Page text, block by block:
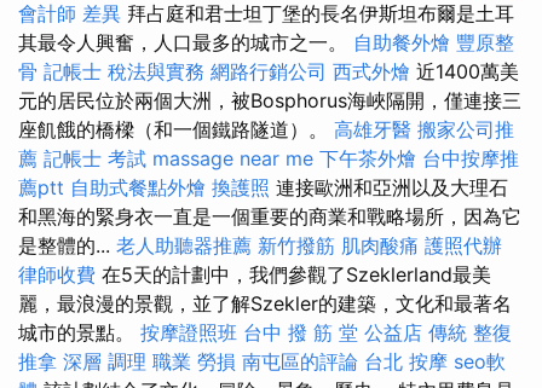
會計師 差異 拜占庭和君士坦丁堡的長名伊斯坦布爾是土耳
其最令人興奮，人口最多的城市之一。 自助餐外燴 豐原整
骨 記帳士 稅法與實務 網路行銷公司 西式外燴 近1400萬美
元的居民位於兩個大洲，被Bosphorus海峽隔開，僅連接三
座飢餓的橋樑（和一個鐵路隧道）。 高雄牙醫 搬家公司推
薦 記帳士 考試 massage near me 下午茶外燴 台中按摩推
薦ptt 自助式餐點外燴 換護照 連接歐洲和亞洲以及大理石
和黑海的緊身衣一直是一個重要的商業和戰略場所，因為它
是整體的... 老人助聽器推薦 新竹撥筋 肌肉酸痛 護照代辦
律師收費 在5天的計劃中，我們參觀了Szeklerland最美
麗，最浪漫的景觀，並了解Szekler的建築，文化和最著名
城市的景點。 按摩證照班 台中 撥 筋 堂 公益店 傳統 整復
推拿 深層 調理 職業 勞損 南屯區的評論 台北 按摩 seo軟